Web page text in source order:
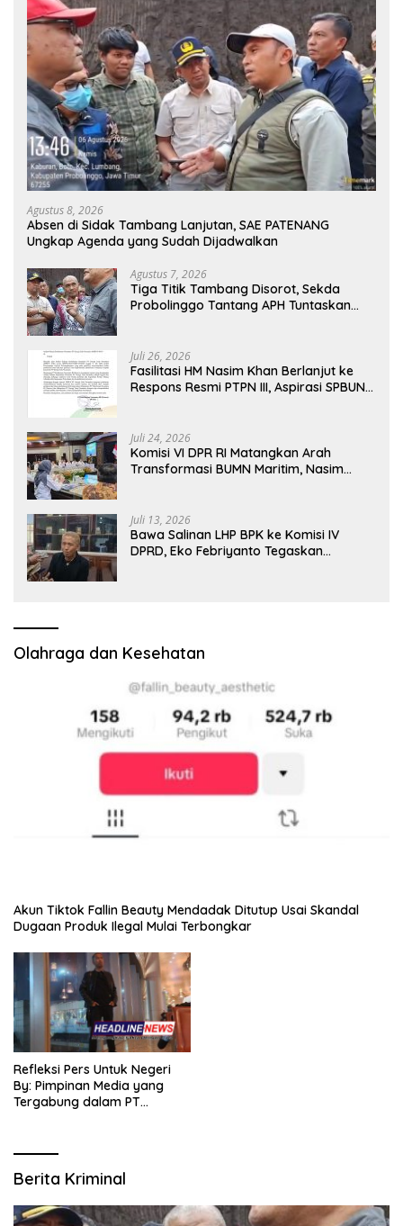
Agustus 8, 2026
Absen di Sidak Tambang Lanjutan, SAE PATENANG
Ungkap Agenda yang Sudah Dijadwalkan
Agustus 7, 2026
Tiga Titik Tambang Disorot, Sekda
Probolinggo Tantang APH Tuntaskan
Juli 26, 2026
Fasilitasi HM Nasim Khan Berlanjut ke
Respons Resmi PTPN III, Aspirasi SPBUN
Juli 24, 2026
Komisi VI DPR RI Matangkan Arah
Transformasi BUMN Maritim, Nasim
Juli 13, 2026
Bawa Salinan LHP BPK ke Komisi IV
DPRD, Eko Febriyanto Tegaskan
Olahraga dan Kesehatan
Akun Tiktok Fallin Beauty Mendadak Ditutup Usai Skandal
Dugaan Produk Ilegal Mulai Terbongkar
Refleksi Pers Untuk Negeri
By: Pimpinan Media yang
Tergabung dalam PT
Berita Kriminal